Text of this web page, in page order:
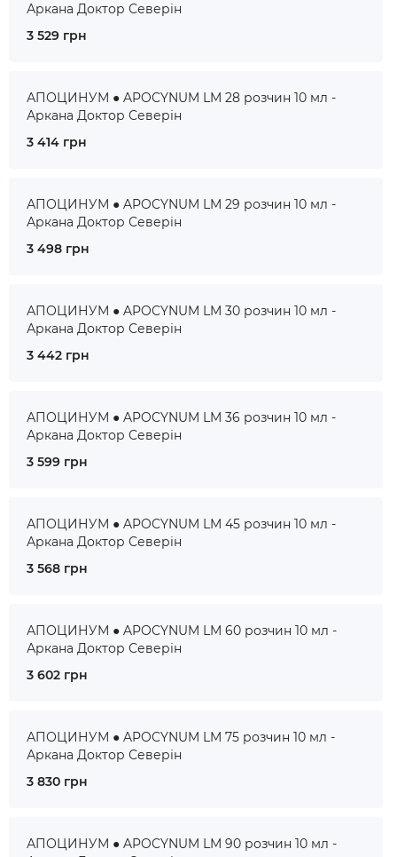
Аркана Доктор Северін
3 529 грн
АПОЦИНУМ ● APOCYNUM LM 28 розчин 10 мл -
Аркана Доктор Северін
3 414 грн
АПОЦИНУМ ● APOCYNUM LM 29 розчин 10 мл -
Аркана Доктор Северін
3 498 грн
АПОЦИНУМ ● APOCYNUM LM 30 розчин 10 мл -
Аркана Доктор Северін
3 442 грн
АПОЦИНУМ ● APOCYNUM LM 36 розчин 10 мл -
Аркана Доктор Северін
3 599 грн
АПОЦИНУМ ● APOCYNUM LM 45 розчин 10 мл -
Аркана Доктор Северін
3 568 грн
АПОЦИНУМ ● APOCYNUM LM 60 розчин 10 мл -
Аркана Доктор Северін
3 602 грн
АПОЦИНУМ ● APOCYNUM LM 75 розчин 10 мл -
Аркана Доктор Северін
3 830 грн
АПОЦИНУМ ● APOCYNUM LM 90 розчин 10 мл -